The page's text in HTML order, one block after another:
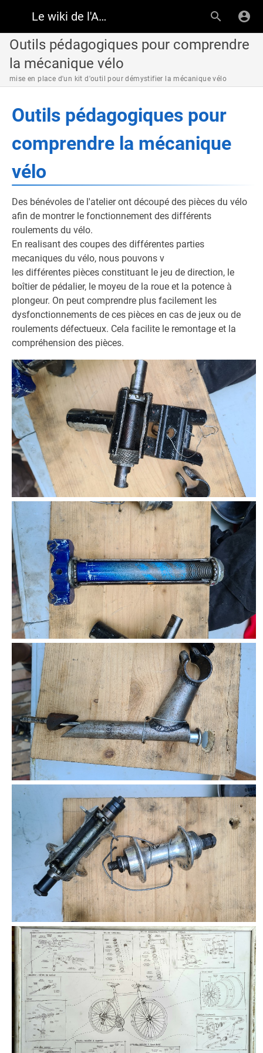
Le wiki de l'Atelier Solidaire
Outils pédagogiques pour comprendre
la mécanique vélo
mise en place d'un kit d'outil pour démystifier la mécanique vélo
Outils pédagogiques pour
comprendre la mécanique
vélo
Des bénévoles de l'atelier ont découpé des pièces du vélo
afin de montrer le fonctionnement des différents
roulements du vélo.
En realisant des coupes des différentes parties
mecaniques du vélo, nous pouvons v
les différentes pièces constituant le jeu de direction, le
boîtier de pédalier, le moyeu de la roue et la potence à
plongeur. On peut comprendre plus facilement les
dysfonctionnements de ces pièces en cas de jeux ou de
roulements défectueux. Cela facilite le remontage et la
compréhension des pièces.